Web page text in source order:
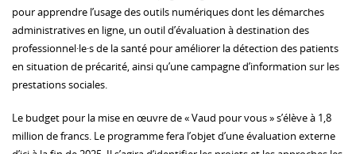
pour apprendre l’usage des outils numériques dont les démarches
administratives en ligne, un outil d’évaluation à destination des
professionnel·le·s de la santé pour améliorer la détection des patients
en situation de précarité, ainsi qu’une campagne d’information sur les
prestations sociales.
Le budget pour la mise en œuvre de « Vaud pour vous » s’élève à 1,8
million de francs. Le programme fera l’objet d’une évaluation externe